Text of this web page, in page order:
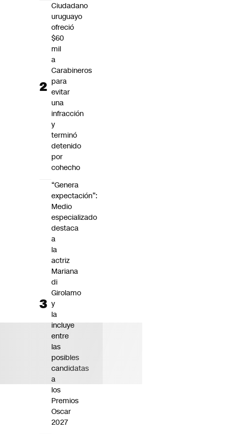
Ciudadano
uruguayo
ofreció
$60
mil
a
Carabineros
para
evitar
una
infracción
y
terminó
detenido
por
cohecho
“Genera
expectación”:
Medio
especializado
destaca
a
la
actriz
Mariana
di
Girolamo
y
la
incluye
entre
las
posibles
candidatas
a
los
Premios
Oscar
2027